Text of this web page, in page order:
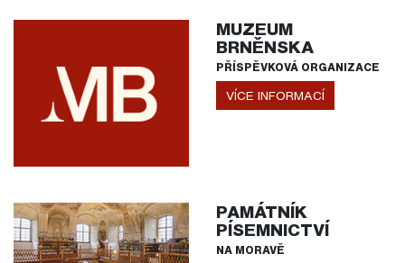
MUZEUM
BRNĚNSKA
PŘÍSPĚVKOVÁ ORGANIZACE
VÍCE INFORMACÍ
PAMÁTNÍK
PÍSEMNICTVÍ
NA MORAVĚ